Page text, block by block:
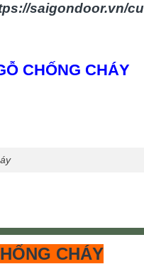
saigondoor.vn/
CHỐNG CHÁY
CHÁY